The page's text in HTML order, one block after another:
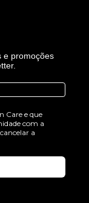
e promoções
Care e que
com a
a